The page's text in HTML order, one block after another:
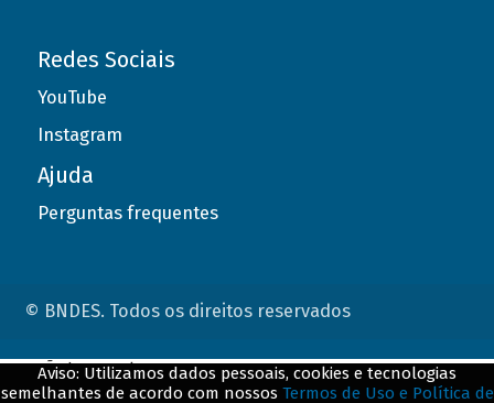
Redes Sociais
YouTube
Instagram
Ajuda
Perguntas frequentes
© BNDES. Todos os direitos reservados
Aviso: Utilizamos dados pessoais, cookies e tecnologias
semelhantes de acordo com nossos Termos de Uso e Política de
ConteÃºdo complementar